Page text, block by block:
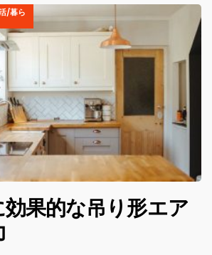
/暮ら
果的な吊り形エア